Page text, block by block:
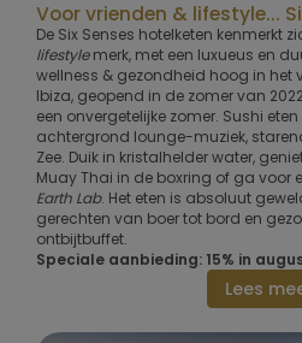
Voor vrienden & lifestyle...
De Six Senses hotelketen kenmerkt
lifestylemerk, met een luxueus en
wellness & gezondheid hoog in het
Ibiza, geopend in de zomer van
een onvergetelijke zomer. Sushi
achtergrond lounge-muziek,
Zee. Duik in kristalhelder water,
Muay Thai in de boxring of ga voor
Earth Lab. Het eten is absoluut
gerechten van boer tot bord en
ontbijtbuffet.
Speciale aanbieding: 15% in
Lees